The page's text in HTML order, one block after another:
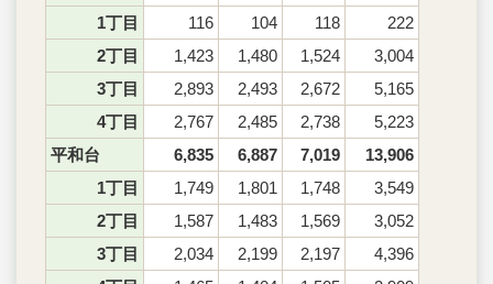
1丁目
116 104 118
222
2丁目
1,423 1,480 1,524
3,004
3丁目
2,893 2,493 2,672
5,165
4丁目
2,767 2,485 2,738
5,223
平和台
6,835 6,887 7,019
13,906
1丁目
1,749 1,801 1,748
3,549
2丁目
1,587 1,483 1,569
3,052
3丁目
2,034 2,199 2,197
4,396